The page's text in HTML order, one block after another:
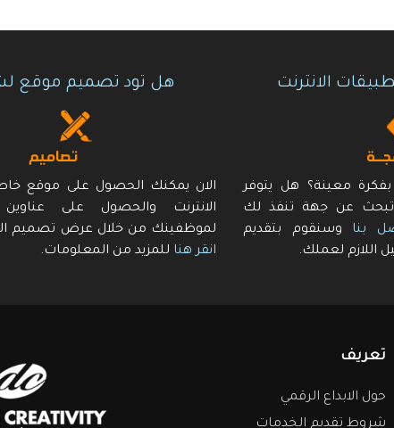
الانترنت
معينة؟ هل يتوفر
تبحث عن جهة تنفذ لك
بنا وسنقوم بتقديم
اللازم لعملك.
هل تود تصميم موقع
الان يمكنك الحصول على موقع
الانترنت والحصول على عناوين
لموظفينك من خلال عرض تصميم
انقر هنا للمزيد من المعلومات.
تعريف
حول الابداع الرقمي
شروط تقديم الخدمات